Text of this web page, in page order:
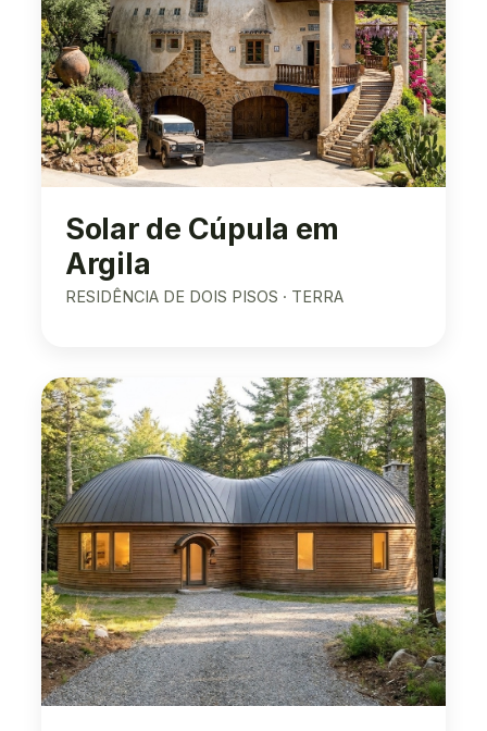
Solar de Cúpula em
Argila
RESIDÊNCIA DE DOIS PISOS · TERRA